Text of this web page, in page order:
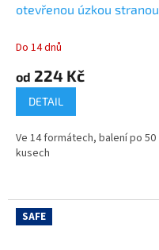
otevřenou úzkou stranou
Do 14 dnů
od 224 Kč
DETAIL
Ve 14 formátech, balení po 50
kusech
SAFE